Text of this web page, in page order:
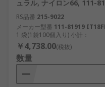
ュラル, ナイロン66, 111-
RS品番 215-9022
メーカー型番 111-81919
1 袋(1袋100個入り) 小計：
￥4,738.00(税抜)
数量